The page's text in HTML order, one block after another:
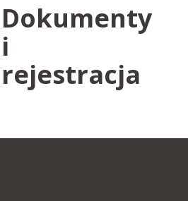
Dokumenty
i
rejestracja